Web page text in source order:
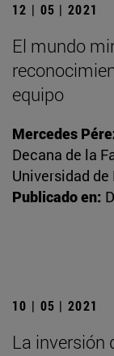
12 | 05 | 2021
El mundo
equipo
Mercedes
Decana de la
Universidad de
Publicado en:
10 | 05 | 2021
La inversión